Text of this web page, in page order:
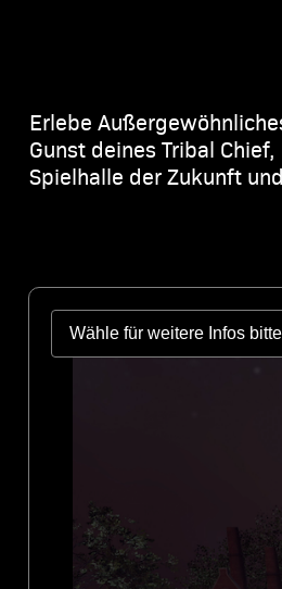
Erlebe
Gunst deines Tribal
Spielhalle der Zukunft
Wähle für weitere Infos